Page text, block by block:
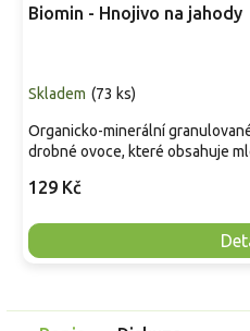
Biomin - Hnojivo na jahody
Skladem (73 ks)
129 Kč
Organicko-minerální
drobné ovoce, které obsahuje